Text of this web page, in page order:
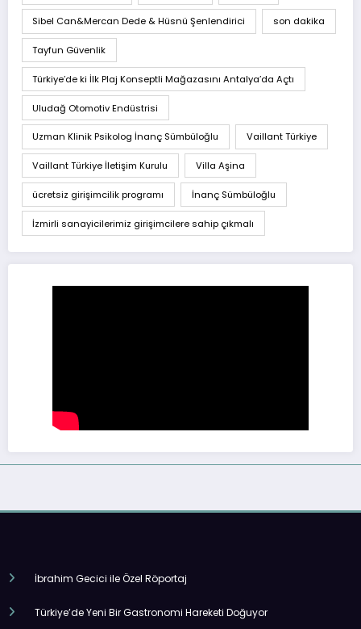
Sibel Can&Mercan Dede & Hüsnü Şenlendirici son dakika
Tayfun Güvenlik
Türkiye’de ki İlk Plaj Konseptli Mağazasını Antalya’da Açtı
Uludağ Otomotiv Endüstrisi
Uzman Klinik Psikolog İnanç Sümbüloğlu Vaillant Türkiye
Vaillant Türkiye İletişim Kurulu Villa Aşina
ücretsiz girişimcilik programı İnanç Sümbüloğlu
İzmirli sanayicilerimiz girişimcilere sahip çıkmalı
İbrahim Gecici ile Özel Röportaj
Türkiye’de Yeni Bir Gastronomi Hareketi Doğuyor